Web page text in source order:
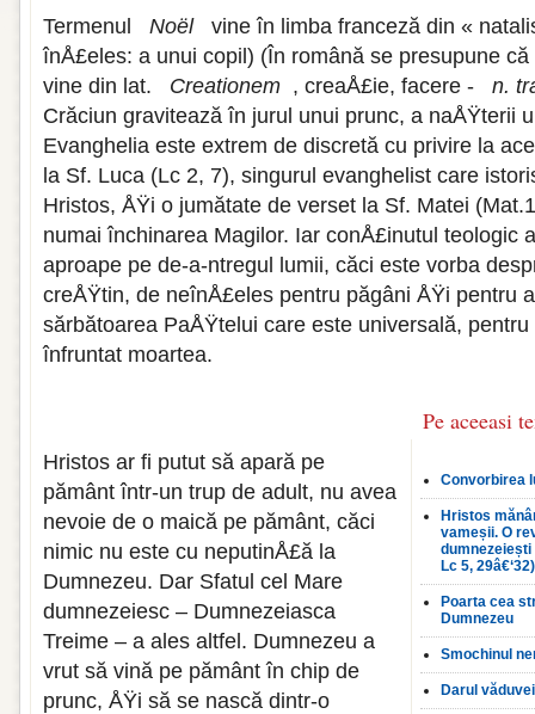
Termenul Noël
vine în limba franceză din «
înÅ£eles: a unui copil) (În română se presupune
vine din lat.
Creationem , creaÅ£ie, facere -
n.
Crăciun gravitează în jurul unui prunc, a naÅŸterii
Evanghelia este extrem de discretă cu privire la
la Sf. Luca (Lc 2, 7), singurul evanghelist care
Hristos, ÅŸi o jumătate de verset la Sf. Matei
numai închinarea Magilor. Iar conÅ£inutul teologic
aproape pe de-a-ntregul lumii, căci este vorba
creÅŸtin, de neînÅ£eles pentru păgâni ÅŸi pentru
sărbătoarea PaÅŸtelui care este universală,
înfruntat moartea.
Pe aceeasi
Convorbirea
Hristos
vameșii. O
dumnezeiești
Lc 5, 29â€‘32)
Poarta cea
Dumnezeu
Smochinul
Darul
Hristos ar fi putut să apară pe
pământ într-un trup de adult, nu avea
nevoie de o maică pe pământ, căci
nimic nu este cu neputinÅ£ă la
Dumnezeu. Dar Sfatul cel Mare
dumnezeiesc – Dumnezeiasca
Treime – a ales altfel. Dumnezeu a
vrut să vină pe pământ în chip de
prunc, ÅŸi să se nască dintr-o